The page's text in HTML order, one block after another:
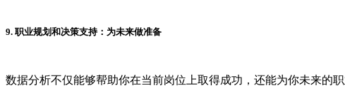
9. 职业规划和决策支持：为未来做准备
数据分析不仅能够帮助你在当前岗位上取得成功，还能为你未来的